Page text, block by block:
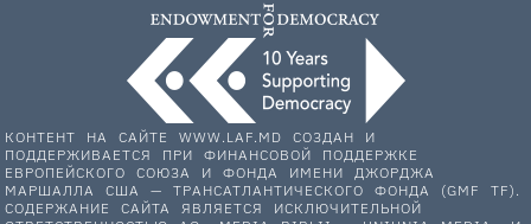
КОНТЕНТ НА САЙТЕ WWW.LAF.MD СОЗДАН И
ПОДДЕРЖИВАЕТСЯ ПРИ ФИНАНСОВОЙ ПОДДЕРЖКЕ
ЕВРОПЕЙСКОГО СОЮЗА И ФОНДА ИМЕНИ ДЖОРДЖА
МАРШАЛЛА США — ТРАНСАТЛАНТИЧЕСКОГО ФОНДА (GMF TF).
СОДЕРЖАНИЕ САЙТА ЯВЛЯЕТСЯ ИСКЛЮЧИТЕЛЬНОЙ